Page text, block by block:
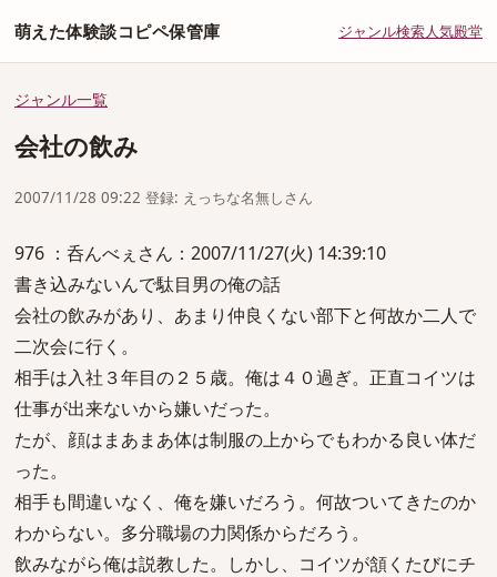
萌えた体験談コピペ保管庫 ジャンル検索人気殿堂
ジャンル一覧
会社の飲み
2007/11/28 09:22 登録: えっちな名無しさん
976 ：呑んべぇさん：2007/11/27(火) 14:39:10
書き込みないんで駄目男の俺の話
会社の飲みがあり、あまり仲良くない部下と何故か二人で
二次会に行く。
相手は入社３年目の２５歳。俺は４０過ぎ。正直コイツは
仕事が出来ないから嫌いだった。
たが、顔はまあまあ体は制服の上からでもわかる良い体だ
った。
相手も間違いなく、俺を嫌いだろう。何故ついてきたのか
わからない。多分職場の力関係からだろう。
飲みながら俺は説教した。しかし、コイツが頷くたびにチ